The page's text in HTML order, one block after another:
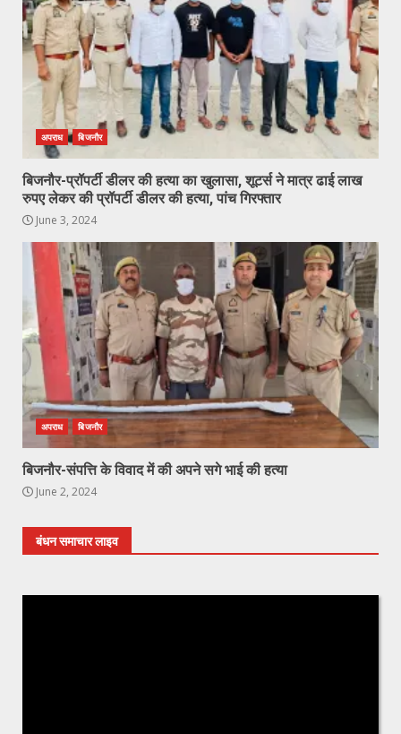
अपराध बिजनौर
बिजनौर-प्रॉपर्टी डीलर की हत्या का खुलासा, शूटर्स ने मात्र ढाई लाख
रुपए लेकर की प्रॉपर्टी डीलर की हत्या, पांच गिरफ्तार
June 3, 2024
अपराध बिजनौर
बिजनौर-संपत्ति के विवाद में की अपने सगे भाई की हत्या
June 2, 2024
बंधन समाचार लाइव